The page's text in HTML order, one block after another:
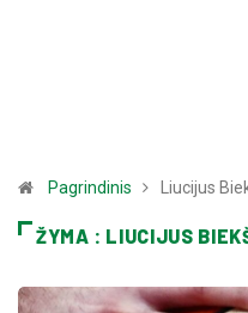
Pagrindinis Liucijus
ŽYMA : LIUCIJUS